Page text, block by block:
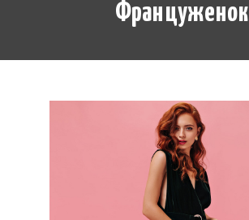
Француженок